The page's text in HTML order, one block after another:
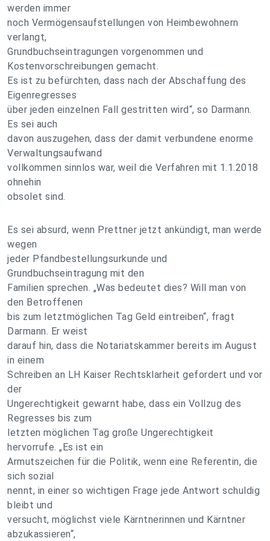
werden immer
noch Vermögensaufstellungen von Heimbewohnern
verlangt,
Grundbuchseintragungen vorgenommen und
Kostenvorschreibungen gemacht.
Es ist zu befürchten, dass nach der Abschaffung des
Eigenregresses
über jeden einzelnen Fall gestritten wird“, so Darmann.
Es sei auch
davon auszugehen, dass der damit verbundene enorme
Verwaltungsaufwand
vollkommen sinnlos war, weil die Verfahren mit 1.1.2018
ohnehin
obsolet sind.
Es sei absurd, wenn Prettner jetzt ankündigt, man werde
wegen
jeder Pfandbestellungsurkunde und
Grundbuchseintragung mit den
Familien sprechen. „Was bedeutet dies? Will man von
den Betroffenen
bis zum letztmöglichen Tag Geld eintreiben“, fragt
Darmann. Er weist
darauf hin, dass die Notariatskammer bereits im August
in einem
Schreiben an LH Kaiser Rechtsklarheit gefordert und vor
der
Ungerechtigkeit gewarnt habe, dass ein Vollzug des
Regresses bis zum
letzten möglichen Tag große Ungerechtigkeit
hervorrufe. „Es ist ein
Armutszeichen für die Politik, wenn eine Referentin, die
sich sozial
nennt, in einer so wichtigen Frage jede Antwort schuldig
bleibt und
versucht, möglichst viele Kärntnerinnen und Kärntner
abzukassieren“,